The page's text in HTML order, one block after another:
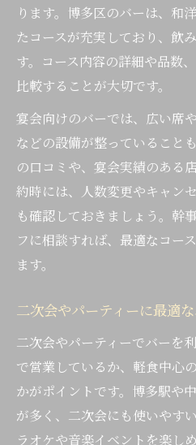
ります。博多区のバーは、和
たコースが充実しており、飲
す。コース内容の詳細や品数
比較することが大切です。
宴会向けのバーでは、広い席
などの設備が整っていること
の口コミや、宴会実績のある
約時には、人数変更やキャン
も確認しておきましょう。幹
フに相談すれば、最適なコー
ます。
二次会やパーティーに最適
二次会やパーティーでバーを
で営業しているか、軽食中心
かがポイントです。博多駅や
が多く、二次会にも使いやす
ラオケや音楽イベントを楽し